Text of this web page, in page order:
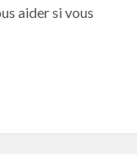
aider si vous